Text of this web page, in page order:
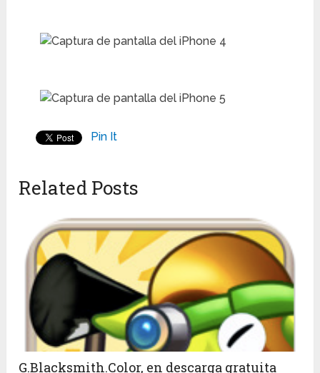
Pin It
Related Posts
G.Blacksmith.Color, en descarga gratuita